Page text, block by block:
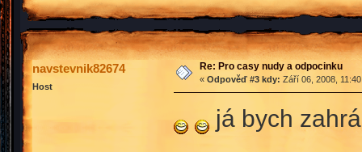
navstevnik82674
Host
Re: Pro casy nudy a odpocinku
« Odpověď #3 kdy: Září 06, 2008,
já bych